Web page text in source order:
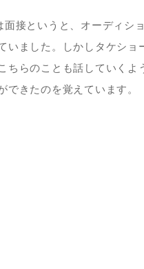
接というと、オーディシ
ました。しかしタケショ
らのことも話していくよ
きたのを覚えています。